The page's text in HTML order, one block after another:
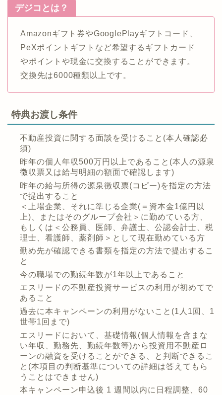
デジコとは？
Amazonギフト券やGooglePlayギフトコード、
PeXポイントギフトなど希望するギフトカード
やポイントや現金に交換することができます。
交換先は6000種類以上です。
特典お渡し条件
不動産投資に関する面談を受けること(本人確認必
須)
昨年の個人年収500万円以上であること(本人の源泉
徴収票又は給与明細の額面で確認します)
昨年の給与所得の源泉徴収票(コピー)を指定の方法
で提出すること
＜上場企業、それに準じる企業(＝資本金1億円以
上)、またはそのグループ会社＞に勤めている方、
もしくは＜公務員、医師、弁護士、公認会計士、税
理士、看護師、薬剤師＞として現在勤めている方
勤め先が確認できる書類を指定の方法で提出するこ
と
今の職場での勤続年数が1年以上であること
エスリードの不動産投資サービスの利用が初めてで
あること
過去に本キャンペーンの利用がないこと(1人1回、1
世帯1回まで)
エスリードにおいて、基礎情報(個人情報を含まな
い年収、勤務先、勤続年数等)から投資用不動産ロ
ーンの融資を受けることができる、と判断できるこ
と(本項目の判断基準についての詳細は答えてもら
うことはできません)
本キャンペーン申込後 1 週間以内に日程調整、60